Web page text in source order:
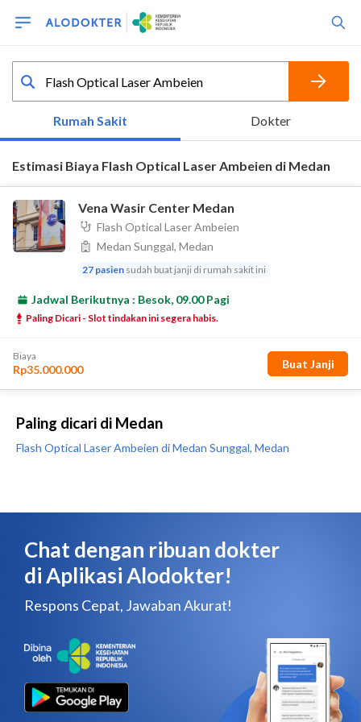
Paling dicari di Medan
Flash Optical Laser Ambeien di Medan Sunggal, Medan